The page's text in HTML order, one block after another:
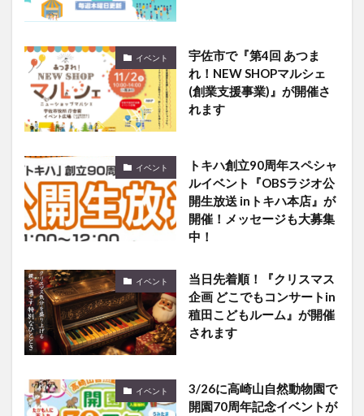
イベント
宇佐市で『第4回 あつま
れ！NEW SHOPマルシェ
(創業支援事業)』が開催さ
れます
イベント
トキハ創立90周年スペシャ
ルイベント『OBSラジオ公
開生放送 inトキハ本店』が
開催！メッセージも大募集
中！
イベント
当日先着順！『クリスマス
企画 どこでもコンサートin
稙田こどもルーム』が開催
されます
イベント
3/26に高崎山自然動物園で
開園70周年記念イベントが